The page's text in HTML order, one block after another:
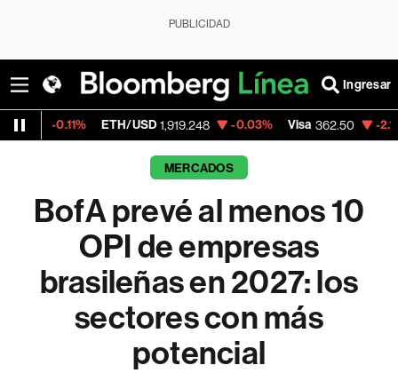
PUBLICIDAD
Ingresar
ETH/USD 1,919.248 -0.03% Visa 362.50 -2.15%
MERCADOS
BofA prevé al menos 10
OPI de empresas
brasileñas en 2027: los
sectores con más
potencial